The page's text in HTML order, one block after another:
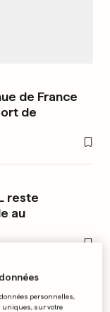
de France
de
reste
au
personnelles,
uniques, sur votre